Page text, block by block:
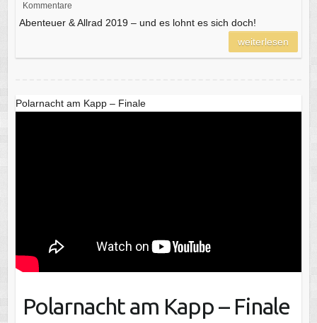
Kommentare
Abenteuer & Allrad 2019 – und es lohnt es sich doch!
weiterlesen
Polarnacht am Kapp – Finale
Polarnacht am Kapp – Finale